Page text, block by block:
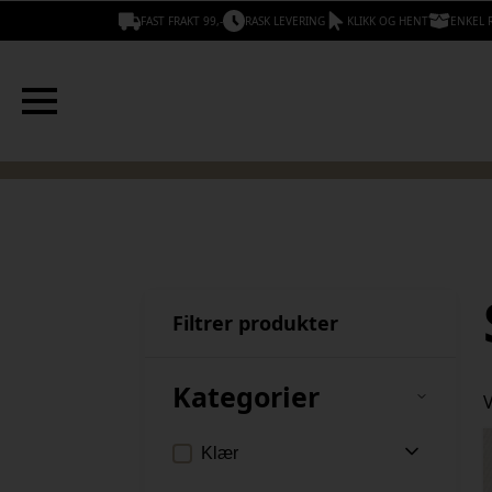
FAST FRAKT 99,- RASK LEVERING KLIKK OG HENT ENKEL
Filtrer produkter
Kategorier
Klær